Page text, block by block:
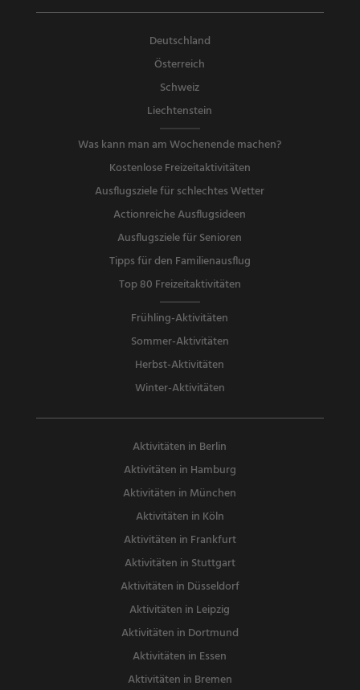
Deutschland
Österreich
Schweiz
Liechtenstein
Was kann man am Wochenende machen?
Kostenlose Freizeitaktivitäten
Ausflugsziele für schlechtes Wetter
Actionreiche Ausflugsideen
Ausflugsziele für Senioren
Tipps für den Familienausflug
Top 80 Freizeitaktivitäten
Frühling-Aktivitäten
Sommer-Aktivitäten
Herbst-Aktivitäten
Winter-Aktivitäten
Aktivitäten in Berlin
Aktivitäten in Hamburg
Aktivitäten in München
Aktivitäten in Köln
Aktivitäten in Frankfurt
Aktivitäten in Stuttgart
Aktivitäten in Düsseldorf
Aktivitäten in Leipzig
Aktivitäten in Dortmund
Aktivitäten in Essen
Aktivitäten in Bremen